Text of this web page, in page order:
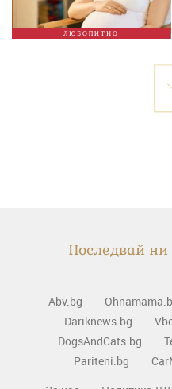
ЛЮБОПИТНО
Последвай ни
Abv.bg
Dariknews.bg
DogsAndCats.bg
Pariteni.bg